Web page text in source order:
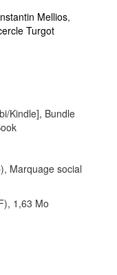
Mellios,
Turgot
Kindle], Bundle
Marquage social
1,63 Mo